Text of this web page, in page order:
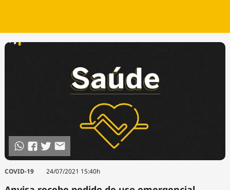
COVID-19 24/07/2021 15:40h